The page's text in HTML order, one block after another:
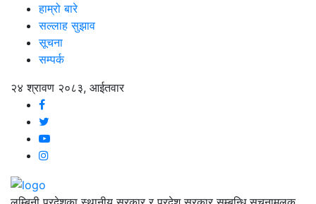
हाम्रो बारे
सल्लाह सुझाव
सूचना
सम्पर्क
२४ श्रावण २०८३, आईतवार